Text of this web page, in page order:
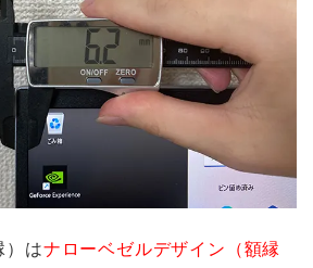
）はナローベゼルデザイン（額縁